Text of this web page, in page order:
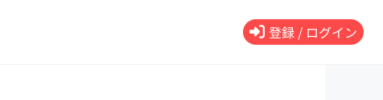
登録 / ログイン